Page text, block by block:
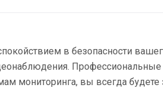
в безопасности
Профессиональные
мониторинга, вы всегда